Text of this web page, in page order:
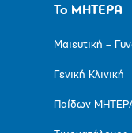
Το ΜΗΤΕΡΑ
Μαιευτική –
Γενική Κλινική
Παίδων